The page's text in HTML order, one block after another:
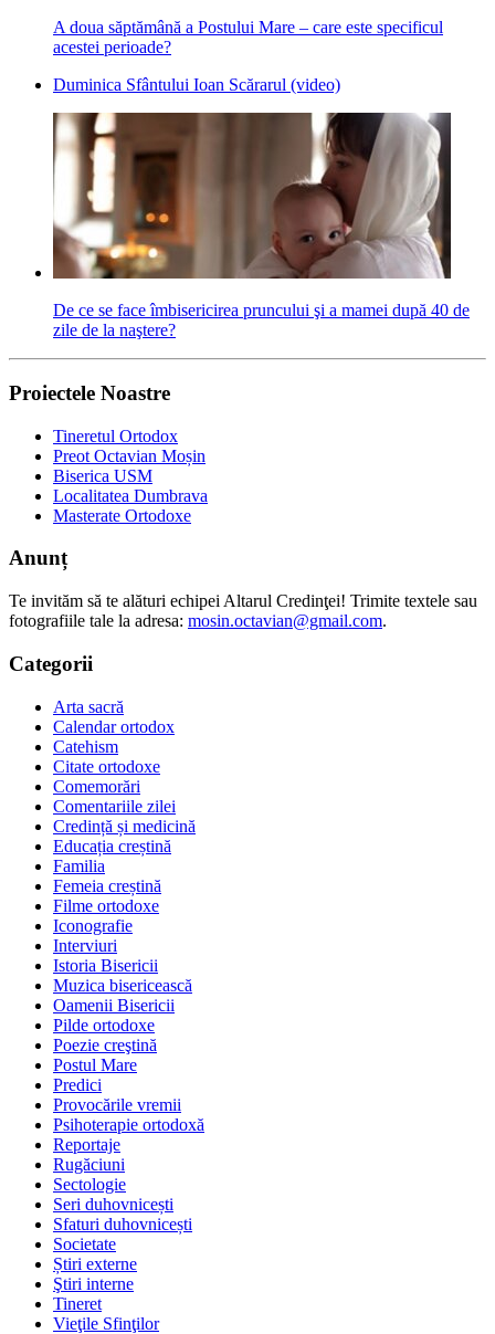
A doua săptămână a Postului Mare – care este specificul
acestei perioade?
Duminica Sfântului Ioan Scărarul (video)
De ce se face îmbisericirea pruncului şi a mamei după 40 de
zile de la naştere?
Proiectele Noastre
Tineretul Ortodox
Preot Octavian Moșin
Biserica USM
Localitatea Dumbrava
Masterate Ortodoxe
Anunț
Te invităm să te alături echipei Altarul Credinţei! Trimite textele sau
fotografiile tale la adresa: mosin.octavian@gmail.com.
Categorii
Arta sacră
Calendar ortodox
Catehism
Citate ortodoxe
Comemorări
Comentariile zilei
Credință și medicină
Educația creștină
Familia
Femeia creștină
Filme ortodoxe
Iconografie
Interviuri
Istoria Bisericii
Muzica bisericească
Oamenii Bisericii
Pilde ortodoxe
Poezie creştină
Postul Mare
Predici
Provocările vremii
Psihoterapie ortodoxă
Reportaje
Rugăciuni
Sectologie
Seri duhovnicești
Sfaturi duhovnicești
Societate
Știri externe
Ştiri interne
Tineret
Vieţile Sfinţilor